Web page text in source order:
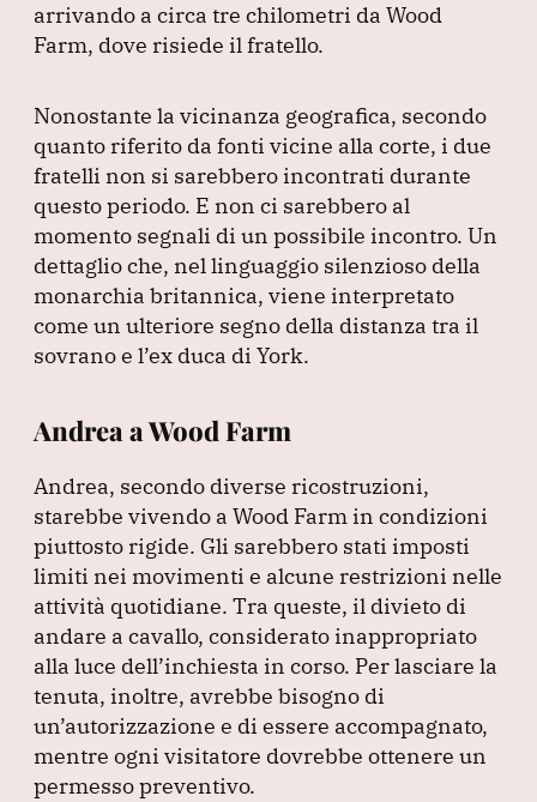
arrivando a circa tre chilometri da Wood
Farm, dove risiede il fratello.
Nonostante la vicinanza geografica, secondo
quanto riferito da fonti vicine alla corte, i due
fratelli non si sarebbero incontrati durante
questo periodo. E non ci sarebbero al
momento segnali di un possibile incontro. Un
dettaglio che, nel linguaggio silenzioso della
monarchia britannica, viene interpretato
come un ulteriore segno della distanza tra il
sovrano e l’ex duca di York.
Andrea a Wood Farm
Andrea, secondo diverse ricostruzioni,
starebbe vivendo a Wood Farm in condizioni
piuttosto rigide. Gli sarebbero stati imposti
limiti nei movimenti e alcune restrizioni nelle
attività quotidiane. Tra queste, il divieto di
andare a cavallo, considerato inappropriato
alla luce dell’inchiesta in corso. Per lasciare la
tenuta, inoltre, avrebbe bisogno di
un’autorizzazione e di essere accompagnato,
mentre ogni visitatore dovrebbe ottenere un
permesso preventivo.